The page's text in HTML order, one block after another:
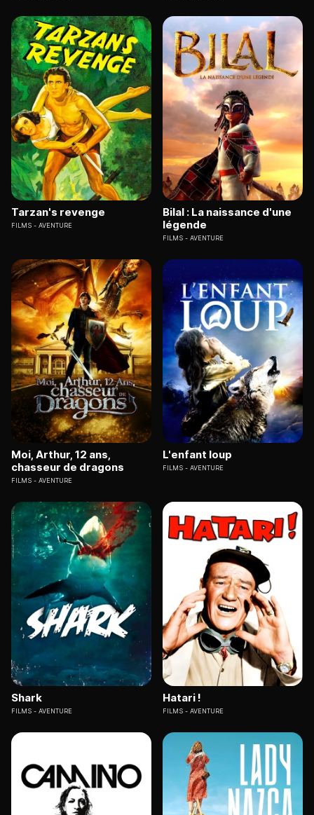
Tarzan's revenge
FILMS AVENTURE
Bilal : La naissance d'une
légende
FILMS AVENTURE
Moi, Arthur, 12 ans,
chasseur de dragons
FILMS AVENTURE
L'enfant loup
FILMS AVENTURE
Shark
FILMS AVENTURE
Hatari !
FILMS AVENTURE